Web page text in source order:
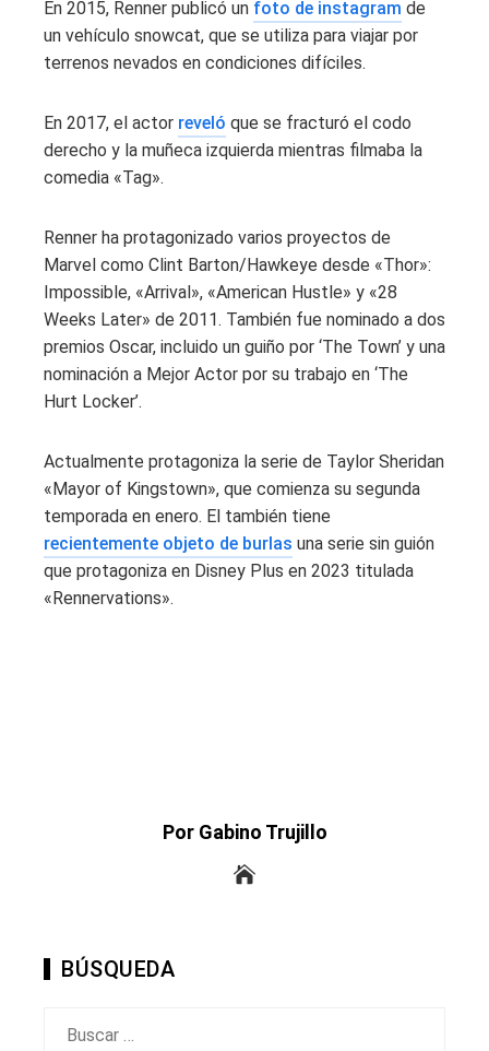
En 2015, Renner publicó un foto de instagram de
un vehículo snowcat, que se utiliza para viajar por
terrenos nevados en condiciones difíciles.
En 2017, el actor reveló que se fracturó el codo
derecho y la muñeca izquierda mientras filmaba la
comedia «Tag».
Renner ha protagonizado varios proyectos de
Marvel como Clint Barton/Hawkeye desde «Thor»:
Impossible, «Arrival», «American Hustle» y «28
Weeks Later» de 2011. También fue nominado a dos
premios Oscar, incluido un guiño por ‘The Town’ y una
nominación a Mejor Actor por su trabajo en ‘The
Hurt Locker’.
Actualmente protagoniza la serie de Taylor Sheridan
«Mayor of Kingstown», que comienza su segunda
temporada en enero. El también tiene
recientemente objeto de burlas una serie sin guión
que protagoniza en Disney Plus en 2023 titulada
«Rennervations».
Por Gabino Trujillo
BÚSQUEDA